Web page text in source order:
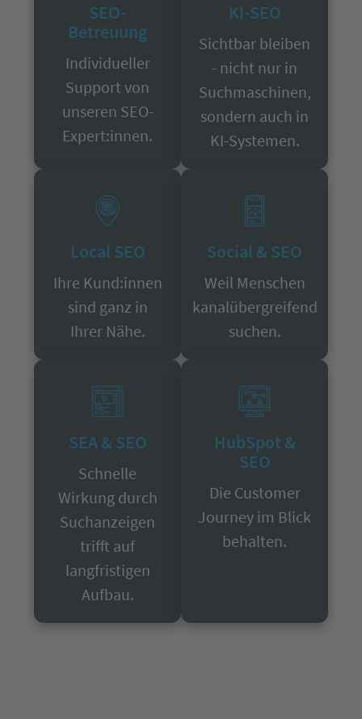
SEO-
Betreuung
Individueller
Support von
unseren SEO-
Expert:innen.
KI-SEO
Sichtbar bleiben
- nicht nur in
Suchmaschinen,
sondern auch in
KI-Systemen.
Local SEO
Ihre Kund:innen
sind ganz in
Ihrer Nähe.
Social & SEO
Weil Menschen
kanalübergreifend
suchen.
SEA & SEO
Schnelle
Wirkung durch
Suchanzeigen
trifft auf
langfristigen
Aufbau.
HubSpot &
SEO
Die Customer
Journey im Blick
behalten.